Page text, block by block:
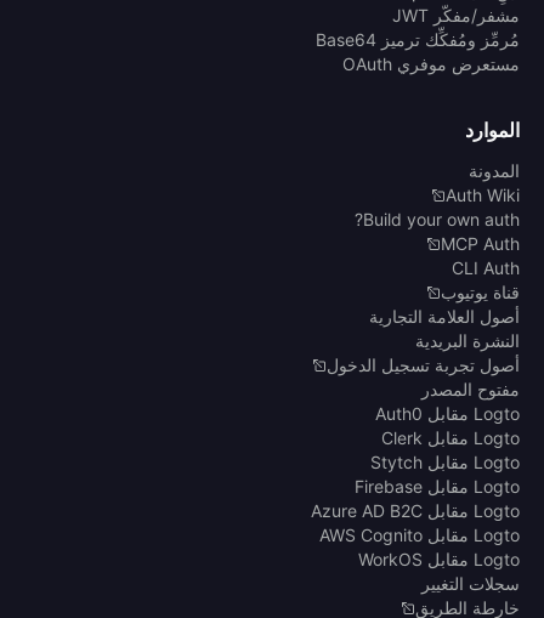
مشفر/مفكّر JWT
مُرمِّز ومُفكِّك ترميز Base64
مستعرض موفري OAuth
الموارد
المدونة
Auth Wiki
Build your own auth?
MCP Auth
CLI Auth
قناة يوتيوب
أصول العلامة التجارية
النشرة البريدية
أصول تجربة تسجيل الدخول
مفتوح المصدر
Logto مقابل Auth0
Logto مقابل Clerk
Logto مقابل Stytch
Logto مقابل Firebase
Logto مقابل Azure AD B2C
Logto مقابل AWS Cognito
Logto مقابل WorkOS
سجلات التغيير
خارطة الطريق